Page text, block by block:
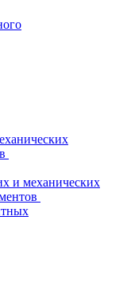
и механических